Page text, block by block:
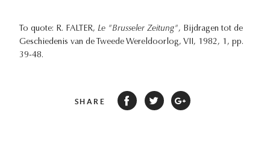
To quote: R. FALTER, Le "Brusseler Zeitung", Bijdragen tot de
Geschiedenis van de Tweede Wereldoorlog, VII, 1982, 1, pp.
39-48.
SHARE